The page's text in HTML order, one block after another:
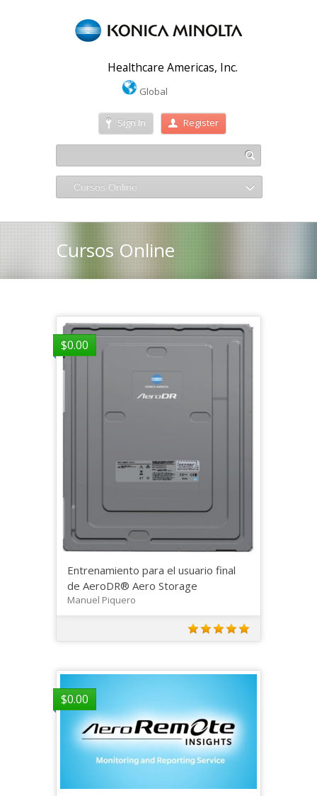
Healthcare Americas, Inc.
Global
Sign In Register
Cursos Online
Cursos Online
$0.00
Entrenamiento para el usuario final
de AeroDR® Aero Storage
Manuel Piquero
$0.00